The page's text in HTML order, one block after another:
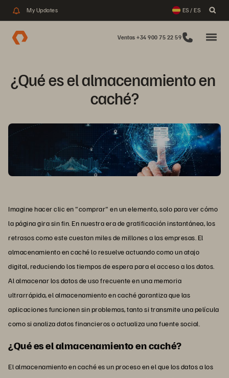
My Updates ES / ES
Ventas +34 900 75 22 59
¿Qué es el almacenamiento en
caché?
Imagine hacer clic en "comprar" en un elemento, solo para ver cómo
la página gira sin fin. En nuestra era de gratificación instantánea, los
retrasos como este cuestan miles de millones a las empresas. El
almacenamiento en caché lo resuelve actuando como un atajo
digital, reduciendo los tiempos de espera para el acceso a los datos.
Al almacenar los datos de uso frecuente en una memoria
ultrarrápida, el almacenamiento en caché garantiza que las
aplicaciones funcionen sin problemas, tanto si transmite una película
como si analiza datos financieros o actualiza una fuente social.
¿Qué es el almacenamiento en caché?
El almacenamiento en caché es un proceso en el que los datos a los